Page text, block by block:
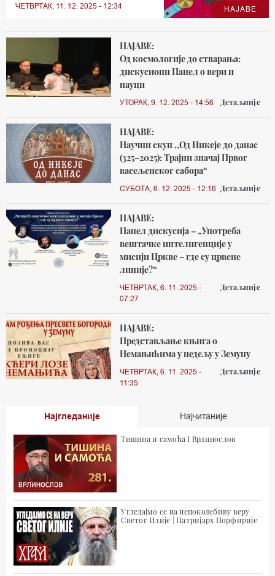
НАЈАВЕ
ЧЕТВРТАК, 11. 12. 2025 - 12:34
НАЈАВЕ:
Од космологије до стварања:
дискусиони Панел о вери и
науци
УТОРАК, 9. 12. 2025 - 14:56 Детаљније
НАЈАВЕ:
Научни скуп ,,Од Никеје до данас
(325–2025): Трајни значај Првог
васељенског сабора“
СУБОТА, 6. 12. 2025 - 12:16 Детаљније
НАЈАВЕ:
Панел дискусија – „Употреба
вештачке интелигенције у
мисији Цркве – где су црвене
линије?“
ЧЕТВРТАК, 6. 11. 2025 -
07:27
Детаљније
НАЈАВЕ:
Представљање књига о
Немањићима у недељу у Земуну
ЧЕТВРТАК, 6. 11. 2025 -
11:35
Детаљније
Најгледаније Најчитаније
Тишина и самоћа I Врлинослов
Угледајмо се на непоколебиву веру
Светог Илије | Патријарх Порфирије